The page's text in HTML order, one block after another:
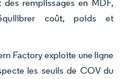
remplissages en MDF,
coût, poids et
Factory exploite une ligne
les seuils de COV du